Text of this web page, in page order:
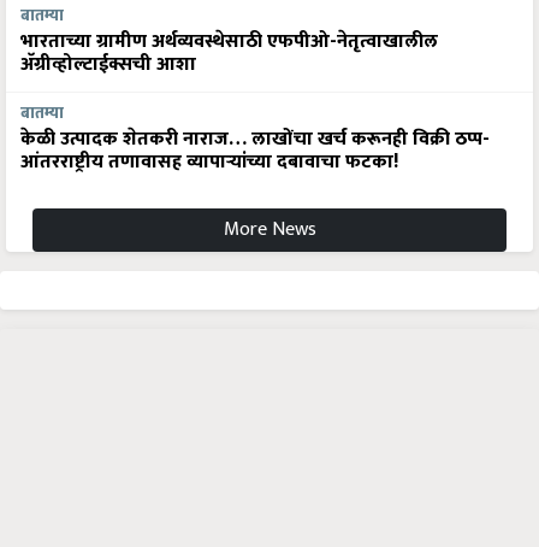
बातम्या
भारताच्या ग्रामीण अर्थव्यवस्थेसाठी एफपीओ-नेतृत्वाखालील
अ‍ॅग्रीव्होल्टाईक्सची आशा
बातम्या
केळी उत्पादक शेतकरी नाराज… लाखोंचा खर्च करूनही विक्री ठप्प-
आंतरराष्ट्रीय तणावासह व्यापाऱ्यांच्या दबावाचा फटका!
More News